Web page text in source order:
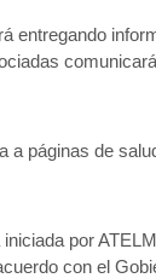
entregando
a páginas de
por
con el